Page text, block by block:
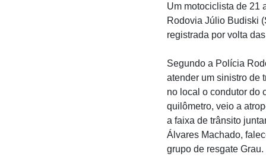
Um motociclista de 21
Rodovia Júlio Budiski
registrada por volta
Segundo a Polícia
atender um sinistro de
no local o condutor do
quilômetro, veio a
a faixa de trânsito
Álvares Machado,
grupo de resgate Grau.